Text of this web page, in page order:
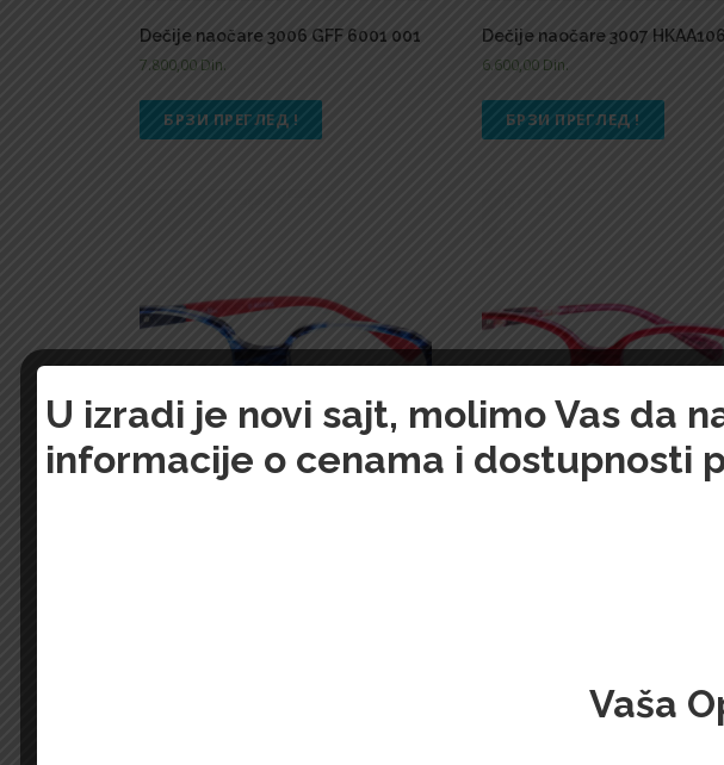
Dečije naočare 3006 GFF 6001 001
7.800,00 Din.
БРЗИ ПРЕГЛЕД !
Dečije naočare 3007
6.600,00 Din.
БРЗИ ПРЕГЛЕД !
U izradi je novi sajt, molimo Vas da
informacije o cenama i dostupnosti
Vaša